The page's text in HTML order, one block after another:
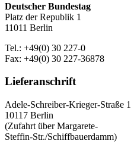
Deutscher Bundestag
Platz der Republik 1
11011 Berlin
Tel.: +49(0) 30 227-0
Fax: +49(0) 30 227-36878
Lieferanschrift
Adele-Schreiber-Krieger-Straße 1
10117 Berlin
(Zufahrt über Margarete-
Steffin-Str./Schiffbauerdamm)